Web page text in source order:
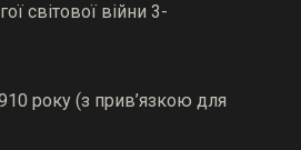
світової війни 3-
року (з прив’язкою для